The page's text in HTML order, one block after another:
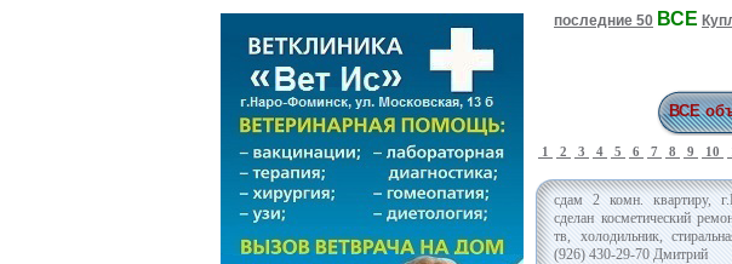
последние 50 ВСЕ
ВСЕ
1 2 3 4 5 6 7 8 9 10
сдам 2 комн. квартиру,
сделан косметический
тв, холодильник,
(926) 430-29-70 Дмитрий